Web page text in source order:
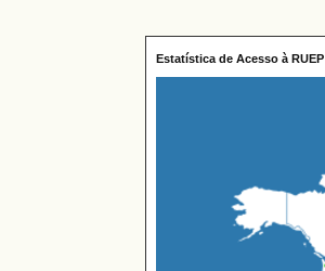
Estatística de Acesso à RUEP